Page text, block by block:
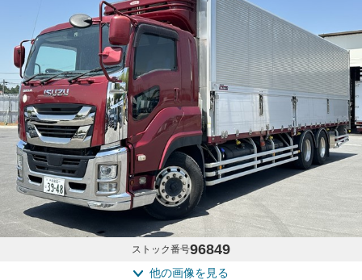
ストック番号96849
他の画像を見る